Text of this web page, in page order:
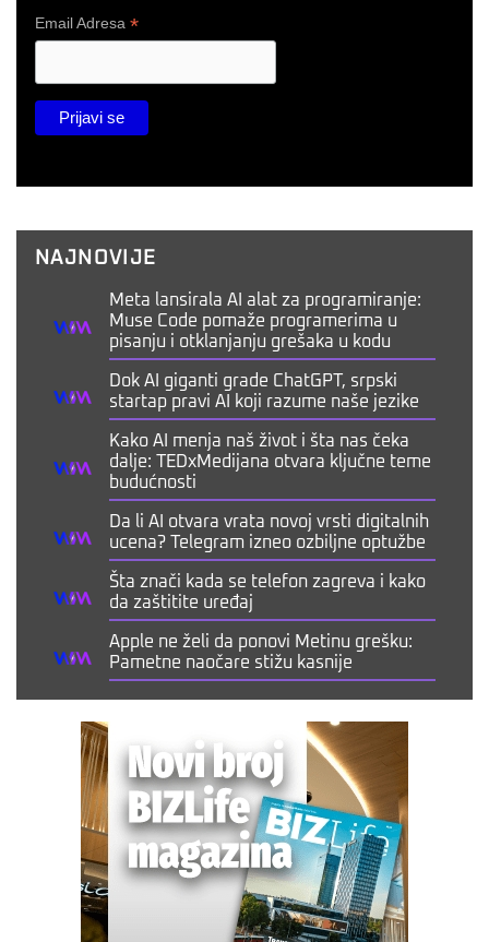
Email Adresa *
NAJNOVIJE
Meta lansirala AI alat za programiranje:
Muse Code pomaže programerima u
pisanju i otklanjanju grešaka u kodu
Dok AI giganti grade ChatGPT, srpski
startap pravi AI koji razume naše jezike
Kako AI menja naš život i šta nas čeka
dalje: TEDxMedijana otvara ključne teme
budućnosti
Da li AI otvara vrata novoj vrsti digitalnih
ucena? Telegram izneo ozbiljne optužbe
Šta znači kada se telefon zagreva i kako
da zaštitite uređaj
Apple ne želi da ponovi Metinu grešku:
Pametne naočare stižu kasnije